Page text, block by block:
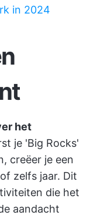
in 2024
het
je 'Big Rocks'
creëer je een
zelfs jaar. Dit
die het
aandacht